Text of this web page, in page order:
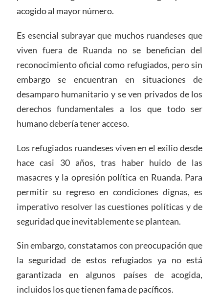
acogido al mayor número.
Es esencial subrayar que muchos ruandeses que
viven fuera de Ruanda no se benefician del
reconocimiento oficial como refugiados, pero sin
embargo se encuentran en situaciones de
desamparo humanitario y se ven privados de los
derechos fundamentales a los que todo ser
humano debería tener acceso.
Los refugiados ruandeses viven en el exilio desde
hace casi 30 años, tras haber huido de las
masacres y la opresión política en Ruanda. Para
permitir su regreso en condiciones dignas, es
imperativo resolver las cuestiones políticas y de
seguridad que inevitablemente se plantean.
Sin embargo, constatamos con preocupación que
la seguridad de estos refugiados ya no está
garantizada en algunos países de acogida,
incluidos los que tienen fama de pacíficos.